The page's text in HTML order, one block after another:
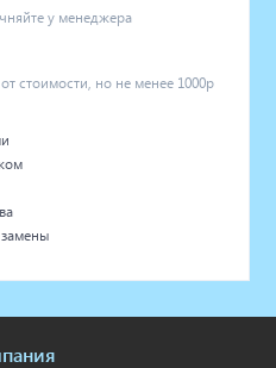
у менеджера
от стоимости, но не менее 1000р
замены